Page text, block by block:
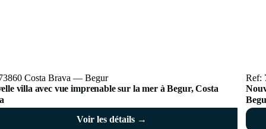
Costa Brava — Begur
villa avec vue imprenable sur la mer à Begur, Costa
Voir les détails →
Ref: